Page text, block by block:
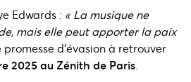
Edwards : « La musique ne
mais elle peut apporter la paix
promesse d’évasion à retrouver
2025 au Zénith de Paris